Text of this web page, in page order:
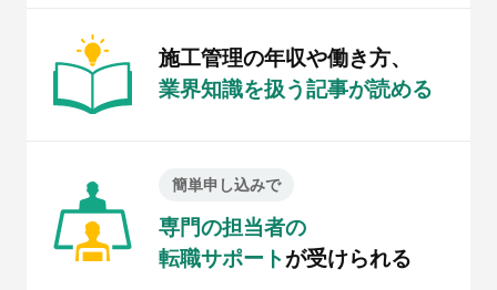
施工管理の年収や働き方、
業界知識を扱う記事が読める
簡単申し込みで
専門の担当者の
転職サポートが受けられる